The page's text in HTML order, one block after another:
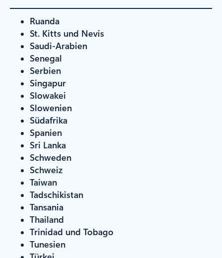
Ruanda
St. Kitts und Nevis
Saudi-Arabien
Senegal
Serbien
Singapur
Slowakei
Slowenien
Südafrika
Spanien
Sri Lanka
Schweden
Schweiz
Taiwan
Tadschikistan
Tansania
Thailand
Trinidad und Tobago
Tunesien